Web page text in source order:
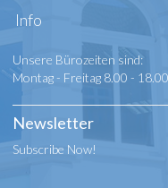
Info
Unsere Bürozeiten sind:
Montag - Freitag 8.00 -
Newsletter
Subscribe Now!